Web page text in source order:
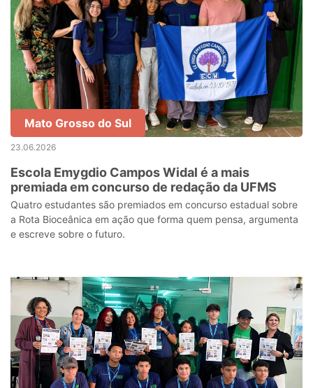
Mato Grosso do Sul
23.06.2026
Escola Emygdio Campos Widal é a mais
premiada em concurso de redação da UFMS
Quatro estudantes são premiados em concurso estadual sobre
a Rota Bioceânica em ação que forma quem pensa, argumenta
e escreve sobre o futuro.